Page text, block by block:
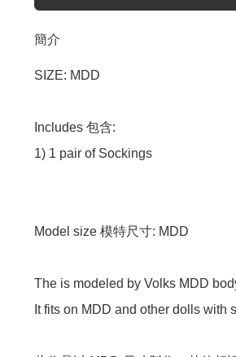
簡介
SIZE: MDD
Includes 包含:
1) 1 pair of Sockings
Model size 模特尺寸: MDD
The is modeled by Volks MDD
It fits on MDD and other dolls with